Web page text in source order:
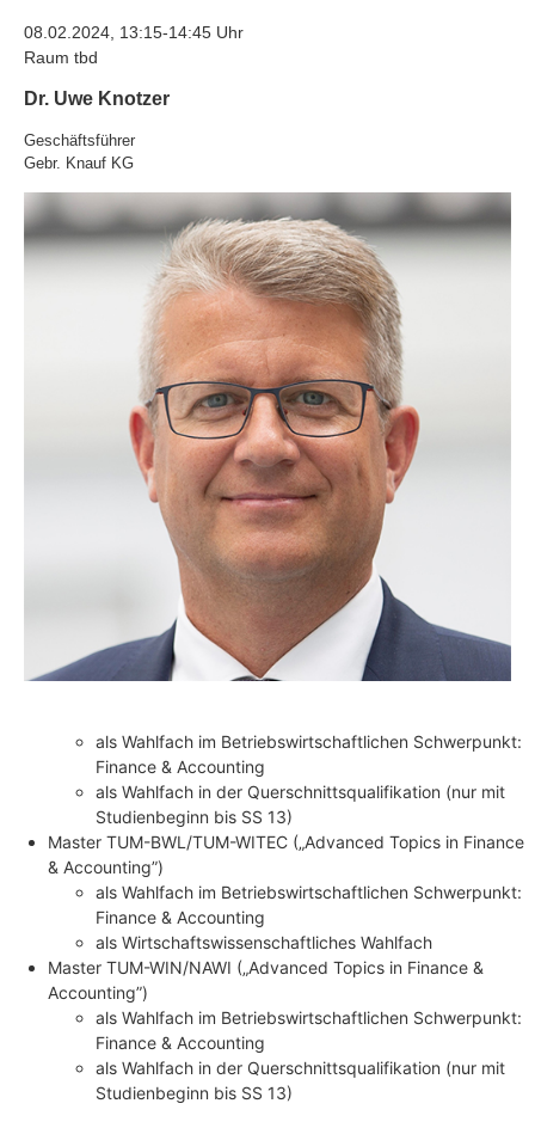
08.02.2024, 13:15-14:45 Uhr
Raum tbd
Dr. Uwe Knotzer
Geschäftsführer
Gebr. Knauf KG
als Wahlfach im Betriebswirtschaftlichen Schwerpunkt:
Finance & Accounting
als Wahlfach in der Querschnittsqualifikation (nur mit
Studienbeginn bis SS 13)
Master TUM-BWL/TUM-WITEC („Advanced Topics in Finance
& Accounting”)
als Wahlfach im Betriebswirtschaftlichen Schwerpunkt:
Finance & Accounting
als Wirtschaftswissenschaftliches Wahlfach
Master TUM-WIN/NAWI („Advanced Topics in Finance &
Accounting”)
als Wahlfach im Betriebswirtschaftlichen Schwerpunkt:
Finance & Accounting
als Wahlfach in der Querschnittsqualifikation (nur mit
Studienbeginn bis SS 13)